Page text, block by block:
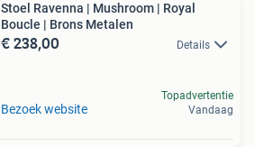
Stoel Ravenna | Mushroom | Royal
Boucle | Brons Metalen
€ 238,00 Details
Bezoek website
Topadvertentie
Vandaag